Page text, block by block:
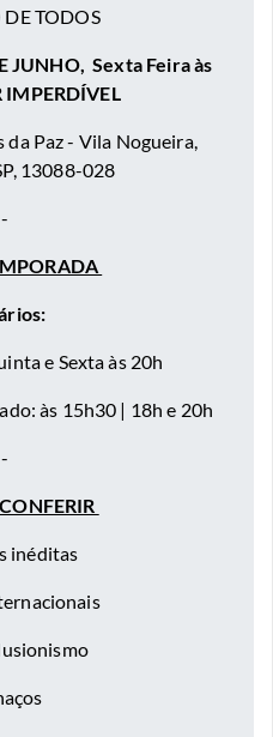
TODOS
JUNHO, Sexta Feira às
IMPERDÍVEL
da Paz - Vila Nogueira,
13088-028
-
e Sexta às 20h
às 15h30 | 18h e 20h
-
inéditas